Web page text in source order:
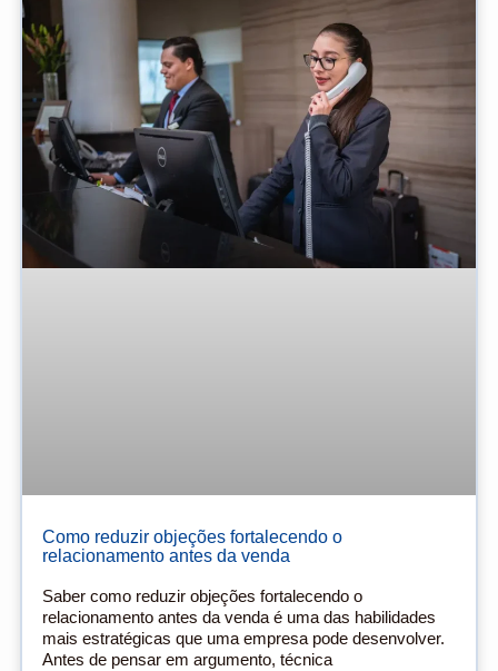
Como reduzir objeções fortalecendo o
relacionamento antes da venda
Saber como reduzir objeções fortalecendo o
relacionamento antes da venda é uma das habilidades
mais estratégicas que uma empresa pode desenvolver.
Antes de pensar em argumento, técnica